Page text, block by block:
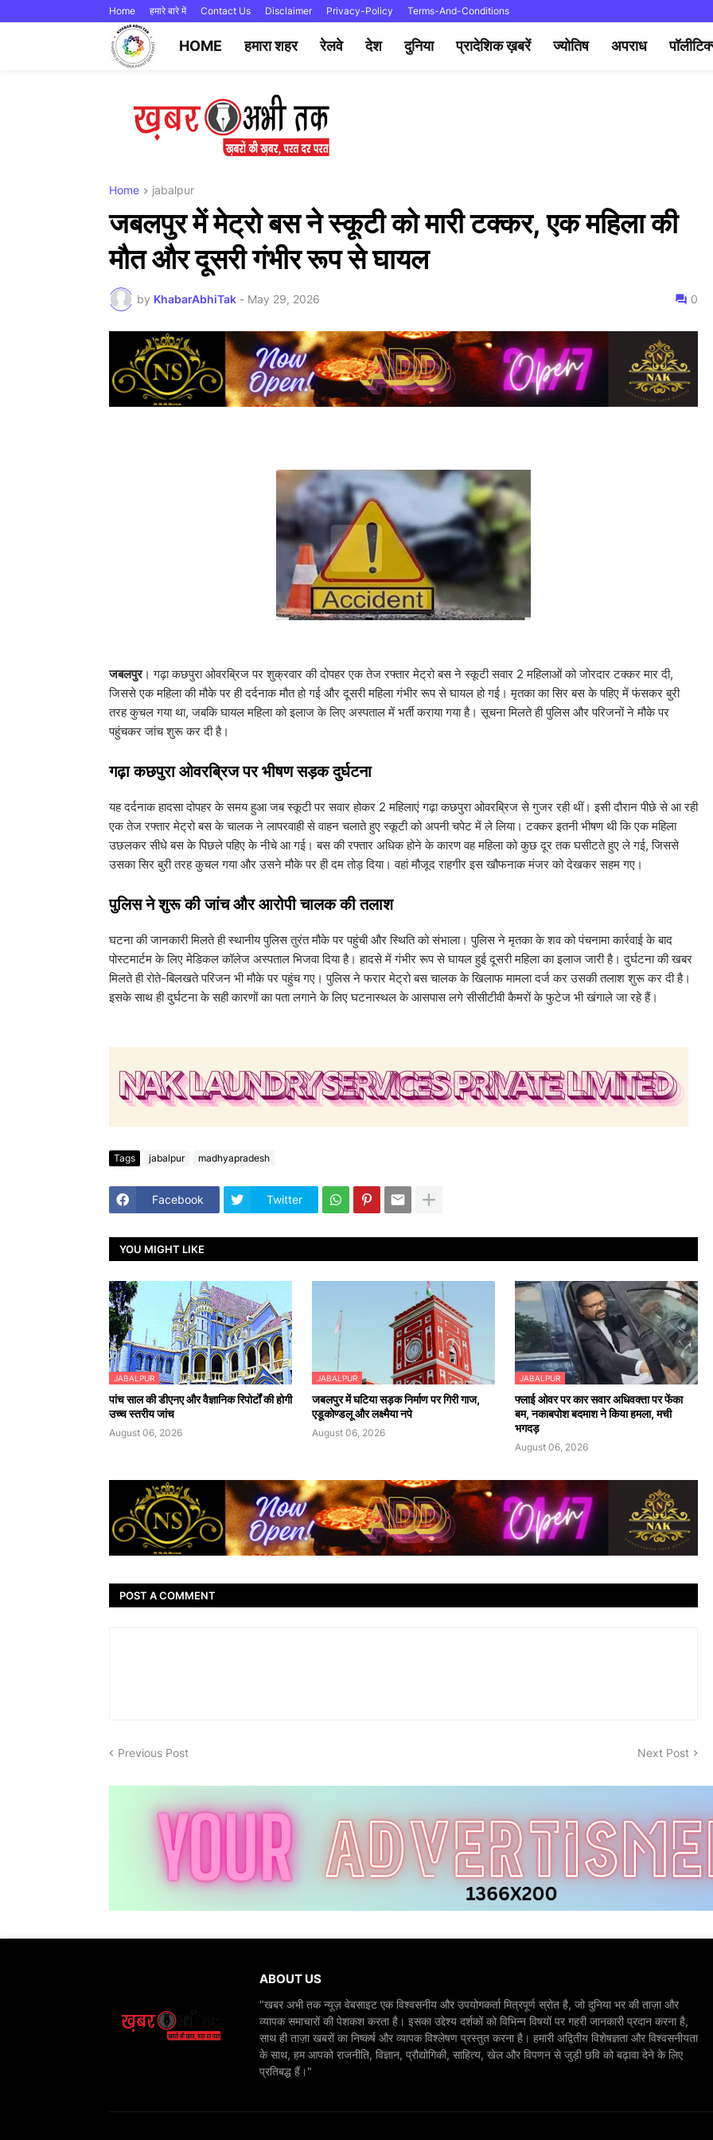
Home हमारे बारे में Contact Us Disclaimer Privacy-Policy Terms-And-Conditions
HOME हमारा शहर रेलवे देश दुनिया प्रादेशिक ख़बरें ज्योतिष अपराध
Home jabalpur
जबलपुर में मेट्रो बस ने स्कूटी को मारी टक्कर, एक महिला की
मौत और दूसरी गंभीर रूप से घायल
by KhabarAbhiTak - May 29, 2026 0
जबलपुर। गढ़ा कछपुरा ओवरब्रिज पर शुक्रवार की दोपहर एक तेज रफ्तार मेट्रो बस ने स्कूटी सवार 2 महिलाओं को जोरदार टक्कर मार दी,
जिससे एक महिला की मौके पर ही दर्दनाक मौत हो गई और दूसरी महिला गंभीर रूप से घायल हो गई। मृतका का सिर बस के पहिए में फंसकर बुरी
तरह कुचल गया था, जबकि घायल महिला को इलाज के लिए अस्पताल में भर्ती कराया गया है। सूचना मिलते ही पुलिस और परिजनों ने मौके पर
पहुंचकर जांच शुरू कर दी है।
​गढ़ा कछपुरा ओवरब्रिज पर भीषण सड़क दुर्घटना
​यह दर्दनाक हादसा दोपहर के समय हुआ जब स्कूटी पर सवार होकर 2 महिलाएं गढ़ा कछपुरा ओवरब्रिज से गुजर रही थीं। इसी दौरान पीछे से आ रही
एक तेज रफ्तार मेट्रो बस के चालक ने लापरवाही से वाहन चलाते हुए स्कूटी को अपनी चपेट में ले लिया। टक्कर इतनी भीषण थी कि एक महिला
उछलकर सीधे बस के पिछले पहिए के नीचे आ गई। बस की रफ्तार अधिक होने के कारण वह महिला को कुछ दूर तक घसीटते हुए ले गई, जिससे
उसका सिर बुरी तरह कुचल गया और उसने मौके पर ही दम तोड़ दिया। वहां मौजूद राहगीर इस खौफनाक मंजर को देखकर सहम गए।
​पुलिस ने शुरू की जांच और आरोपी चालक की तलाश
​घटना की जानकारी मिलते ही स्थानीय पुलिस तुरंत मौके पर पहुंची और स्थिति को संभाला। पुलिस ने मृतका के शव को पंचनामा कार्रवाई के बाद
पोस्टमार्टम के लिए मेडिकल कॉलेज अस्पताल भिजवा दिया है। हादसे में गंभीर रूप से घायल हुई दूसरी महिला का इलाज जारी है। दुर्घटना की खबर
मिलते ही रोते-बिलखते परिजन भी मौके पर पहुंच गए। पुलिस ने फरार मेट्रो बस चालक के खिलाफ मामला दर्ज कर उसकी तलाश शुरू कर दी है।
इसके साथ ही दुर्घटना के सही कारणों का पता लगाने के लिए घटनास्थल के आसपास लगे सीसीटीवी कैमरों के फुटेज भी खंगाले जा रहे हैं।
Tags jabalpur madhyapradesh
Facebook Twitter
YOU MIGHT LIKE
JABALPUR
पांच साल की डीएनए और वैज्ञानिक रिपोर्टों की होगी
उच्च स्तरीय जांच
August 06, 2026
JABALPUR
जबलपुर में घटिया सड़क निर्माण पर गिरी गाज,
एडूकोण्डलू और लक्ष्मैया नपे
August 06, 2026
JABALPUR
फ्लाई ओवर पर कार सवार अधिवक्ता पर फेंका
बम, नकाबपोश बदमाश ने किया हमला, मची
भगदड़
August 06, 2026
POST A COMMENT
Previous Post Next Post
ABOUT US
"खबर अभी तक न्यूज़ वेबसाइट एक विश्वसनीय और उपयोगकर्ता मित्रपूर्ण स्रोत है, जो दुनिया भर की ताज़ा और
व्यापक समाचारों की पेशकश करता है। इसका उद्देश्य दर्शकों को विभिन्न विषयों पर गहरी जानकारी प्रदान करना है,
साथ ही ताज़ा खबरों का निष्कर्ष और व्यापक विश्लेषण प्रस्तुत करना है। हमारी अद्वितीय विशेषज्ञता और विश्वसनीयता
के साथ, हम आपको राजनीति, विज्ञान, प्रौद्योगिकी, साहित्य, खेल और विपणन से जुड़ी छवि को बढ़ावा देने के लिए
प्रतिबद्ध हैं।"